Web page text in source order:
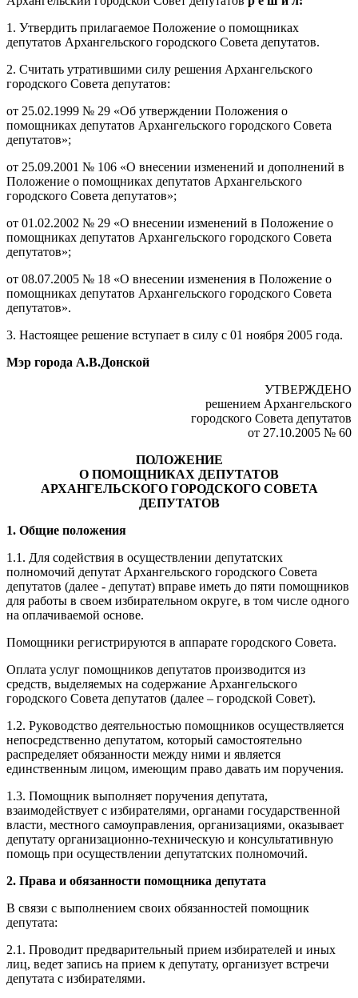
1. Утвердить прилагаемое Положение о помощниках
депутатов Архангельского городского Совета депутатов.
2. Считать утратившими силу решения Архангельского
городского Совета депутатов:
от 25.02.1999 № 29 «Об утверждении Положения о
помощниках депутатов Архангельского городского Совета
депутатов»;
от 25.09.2001 № 106 «О внесении изменений и дополнений в
Положение о помощниках депутатов Архангельского
городского Совета депутатов»;
от 01.02.2002 № 29 «О внесении изменений в Положение о
помощниках депутатов Архангельского городского Совета
депутатов»;
от 08.07.2005 № 18 «О внесении изменения в Положение о
помощниках депутатов Архангельского городского Совета
депутатов».
3. Настоящее решение вступает в силу с 01 ноября 2005 года.
Мэр города А.В.Донской
УТВЕРЖДЕНО
решением Архангельского
городского Совета депутатов
от 27.10.2005 № 60
ПОЛОЖЕНИЕ
О ПОМОЩНИКАХ ДЕПУТАТОВ
АРХАНГЕЛЬСКОГО ГОРОДСКОГО СОВЕТА
ДЕПУТАТОВ
1. Общие положения
1.1. Для содействия в осуществлении депутатских
полномочий депутат Архангельского городского Совета
депутатов (далее - депутат) вправе иметь до пяти помощников
для работы в своем избирательном округе, в том числе одного
на оплачиваемой основе.
Помощники регистрируются в аппарате городского Совета.
Оплата услуг помощников депутатов производится из
средств, выделяемых на содержание Архангельского
городского Совета депутатов (далее – городской Совет).
1.2. Руководство деятельностью помощников осуществляется
непосредственно депутатом, который самостоятельно
распределяет обязанности между ними и является
единственным лицом, имеющим право давать им поручения.
1.3. Помощник выполняет поручения депутата,
взаимодействует с избирателями, органами государственной
власти, местного самоуправления, организациями, оказывает
депутату организационно-техническую и консультативную
помощь при осуществлении депутатских полномочий.
2. Права и обязанности помощника депутата
В связи с выполнением своих обязанностей помощник
депутата:
2.1. Проводит предварительный прием избирателей и иных
лиц, ведет запись на прием к депутату, организует встречи
депутата с избирателями.